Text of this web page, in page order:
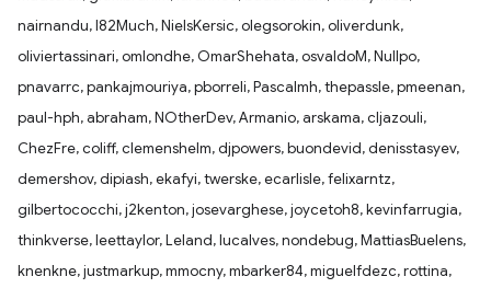
nairnandu, I82Much, NielsKersic, olegsorokin, oliverdunk,
oliviertassinari, omlondhe, OmarShehata, osvaldoM, Nullpo,
pnavarrc, pankajmouriya, pborreli, Pascalmh, thepassle, pmeenan,
paul-hph, abraham, NOtherDev, Armanio, arskama, cljazouli,
ChezFre, coliff, clemenshelm, djpowers, buondevid, denisstasyev,
demershov, dipiash, ekafyi, twerske, ecarlisle, felixarntz,
gilbertococchi, j2kenton, josevarghese, joycetoh8, kevinfarrugia,
thinkverse, leettaylor, Leland, lucalves, nondebug, MattiasBuelens,
knenkne, justmarkup, mmocny, mbarker84, miguelfdezc, rottina,